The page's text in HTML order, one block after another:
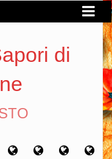
di
ArtigianiViaggi Filosofia